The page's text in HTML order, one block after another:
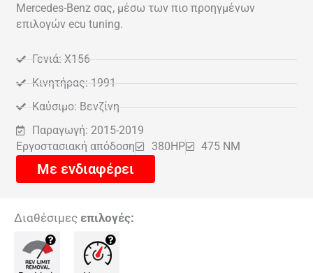
Mercedes-Benz σας, μέσω των πιο προηγμένων
επιλογών ecu tuning.
Γενιά: X156
Κινητήρας: 1991
Καύσιμο: Βενζίνη
Παραγωγή: 2015-2019
Εργοστασιακή απόδοση
380HP 475 NM
Με ενδιαφέρει
Διαθέσιμες επιλογές: